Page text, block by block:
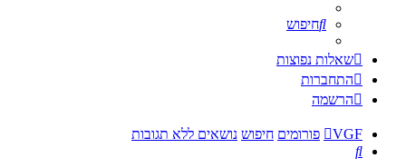
חיפוש
שאלות נפוצות
התחברות
הרשמה
VGF פורומים חיפוש נושאים ללא תגובות
חיפוש